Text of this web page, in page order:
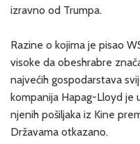
izravno od Trumpa.
Razine o kojima je pisao
visoke da obeshrabre
najvećih gospodarstava
kompanija Hapag-Lloyd je
njenih pošiljaka iz Kine
Državama otkazano.